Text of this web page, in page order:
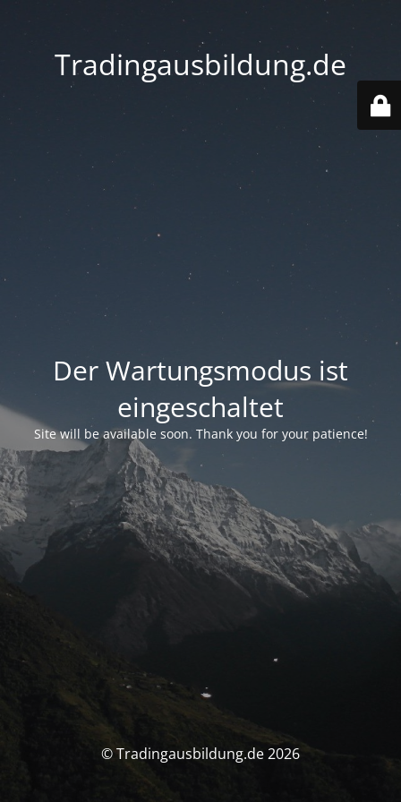
Tradingausbildung.de
Der Wartungsmodus ist
eingeschaltet
Site will be available soon. Thank you for your patience!
© Tradingausbildung.de 2026